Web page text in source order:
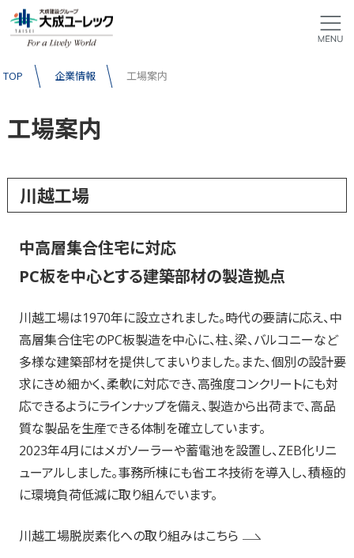
TOP 企業情報 工場案内
工場案内
川越工場
中高層集合住宅に対応
PC板を中心とする建築部材の製造拠点
川越工場は1970年に設立されました。時代の要請に応え、中
高層集合住宅のPC板製造を中心に、柱、梁、バルコニーなど
多様な建築部材を提供してまいりました。また、個別の設計要
求にきめ細かく、柔軟に対応でき、高強度コンクリートにも対
応できるようにラインナップを備え、製造から出荷まで、高品
質な製品を生産できる体制を確立しています。
2023年4月にはメガソーラーや蓄電池を設置し、ZEB化リニ
ューアルしました。事務所棟にも省エネ技術を導入し、積極的
に環境負荷低減に取り組んでいます。
川越工場脱炭素化への取り組みはこちら